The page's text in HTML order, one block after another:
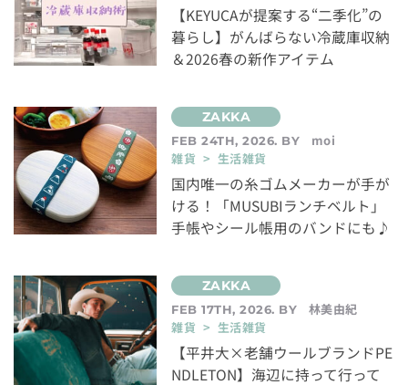
【KEYUCAが提案する“二季化”の
暮らし】がんばらない冷蔵庫収納
＆2026春の新作アイテム
FEB 24TH, 2026. BY
moi
雑貨 > 生活雑貨
国内唯一の糸ゴムメーカーが手が
ける！「MUSUBIランチベルト」
手帳やシール帳用のバンドにも♪
FEB 17TH, 2026. BY
林美由紀
雑貨 > 生活雑貨
【平井大×老舗ウールブランドPE
NDLETON】海辺に持って行って